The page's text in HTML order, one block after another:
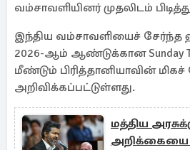
வம்சாவளியினர் முதலிடம்
இந்திய வம்சாவளியைச் சேர்ந்த
2026-ஆம் ஆண்டுக்கான Sunday
மீண்டும் பிரித்தானியாவின்
அறிவிக்கப்பட்டுள்ளது.
மத்திய
அறிக்கையை